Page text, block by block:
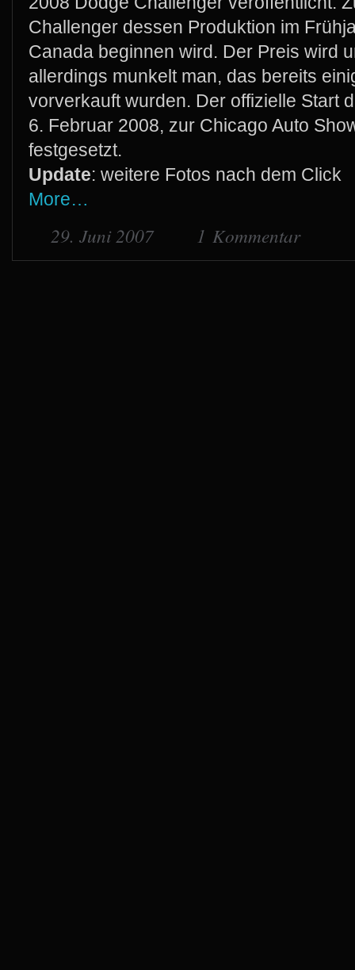
Challenger dessen Produktion im
Canada beginnen wird. Der Preis wird
allerdings munkelt man, das bereits
vorverkauft wurden. Der offizielle Start
6. Februar 2008, zur Chicago Auto
festgesetzt.
Update: weitere Fotos nach dem Click
More…
29. Juni 2007 1 Kommentar